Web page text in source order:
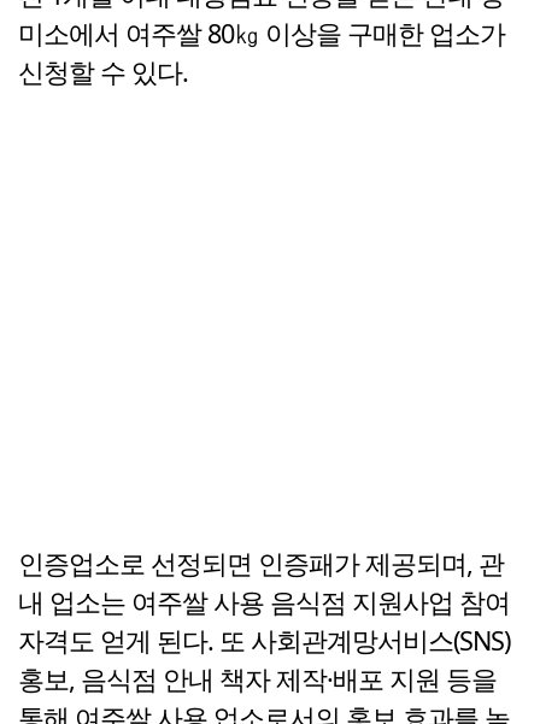
미소에서 여주쌀 80㎏ 이상을 구매한 업소가
신청할 수 있다.
인증업소로 선정되면 인증패가 제공되며, 관
내 업소는 여주쌀 사용 음식점 지원사업 참여
자격도 얻게 된다. 또 사회관계망서비스(SNS)
홍보, 음식점 안내 책자 제작·배포 지원 등을